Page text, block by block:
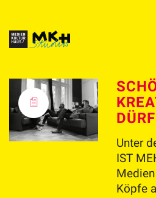
Unter
IST
Köpfe